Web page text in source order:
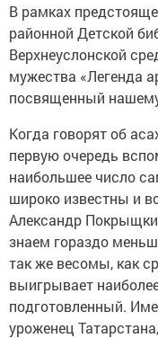
В рамках
районной Детской
Верхнеуслонской
мужества «Легенда
посвященный
Когда говорят об
первую очередь
наибольшее число
широко известны и
Александр
знаем гораздо
так же весомы, как
выигрывает
подготовленный.
уроженец